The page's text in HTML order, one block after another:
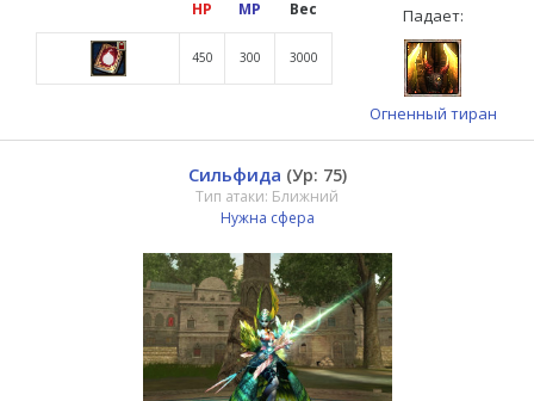
HP MP Вес
450 300 3000
Падает:
Огненный тиран
Сильфида (Ур: 75)
Тип атаки: Ближний
Нужна сфера